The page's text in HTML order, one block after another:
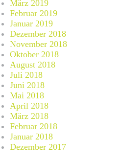
März 2019
Februar 2019
Januar 2019
Dezember 2018
November 2018
Oktober 2018
August 2018
Juli 2018
Juni 2018
Mai 2018
April 2018
März 2018
Februar 2018
Januar 2018
Dezember 2017